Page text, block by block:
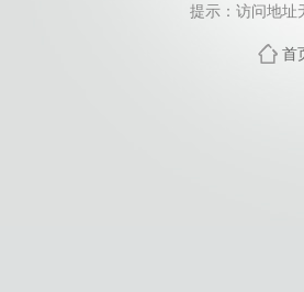
提示：访问地址
首